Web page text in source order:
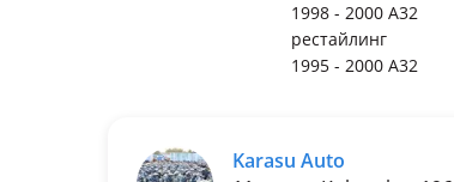
1998 - 2000 A32
рестайлинг
1995 - 2000 A32
Karasu Auto